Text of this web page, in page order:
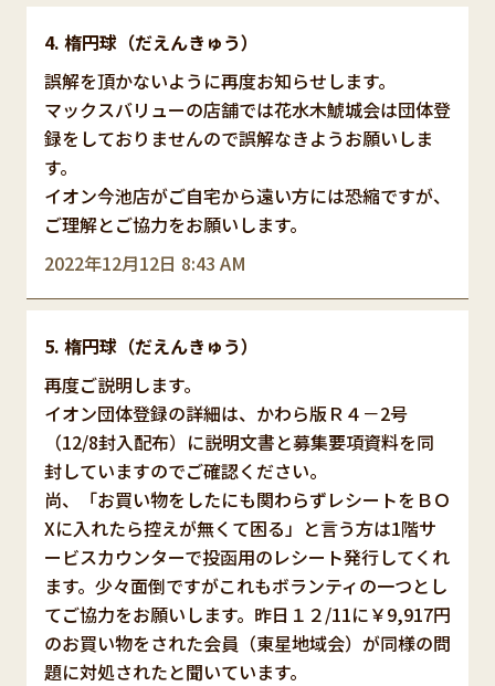
楕円球（だえんきゅう）
2022年12月12日 8:43 AM
誤解を頂かないように再度お知らせします。
マックスバリューの店舗では花水木鯱城会は団体登
録をしておりませんので誤解なきようお願いしま
す。
イオン今池店がご自宅から遠い方には恐縮ですが、
ご理解とご協力をお願いします。
楕円球（だえんきゅう）
再度ご説明します。
イオン団体登録の詳細は、かわら版Ｒ４－2号
（12/8封入配布）に説明文書と募集要項資料を同
封していますのでご確認ください。
尚、「お買い物をしたにも関わらずレシートをＢＯ
Xに入れたら控えが無くて困る」と言う方は1階サ
ービスカウンターで投函用のレシート発行してくれ
ます。少々面倒ですがこれもボランティの一つとし
てご協力をお願いします。昨日１２/11に￥9,917円
のお買い物をされた会員（東星地域会）が同様の問
題に対処されたと聞いています。